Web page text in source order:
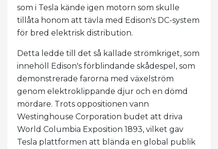
som i Tesla kände igen motorn som skulle
tillåta honom att tävla med Edison's DC-system
för bred elektrisk distribution.
Detta ledde till det så kallade strömkriget, som
innehöll Edison's förblindande skådespel, som
demonstrerade farorna med växelström
genom elektroklippande djur och en dömd
mördare. Trots oppositionen vann
Westinghouse Corporation budet att driva
World Columbia Exposition 1893, vilket gav
Tesla plattformen att blända en global publik